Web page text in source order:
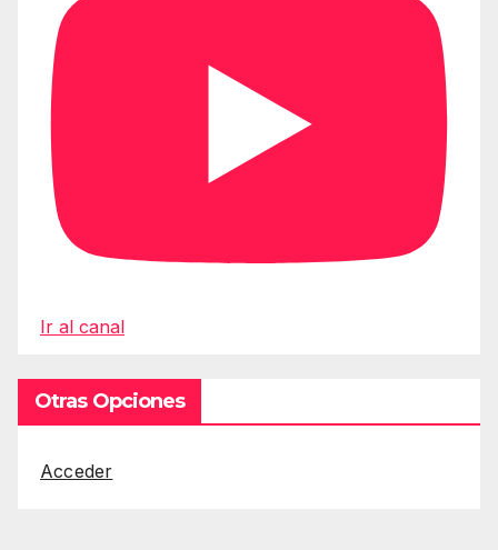
Ir al canal
Otras Opciones
Acceder